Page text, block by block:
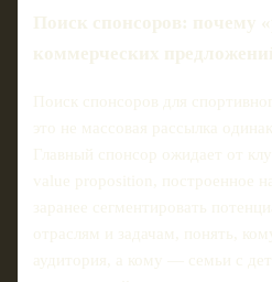
Поиск спонсоров: почему
коммерческих
Поиск спонсоров для
это не массовая рассылка
Главный спонсор ожидает от
value proposition, построенное
заранее сегментировать
отраслям и задачам, понять,
аудитория, а кому — семьи с